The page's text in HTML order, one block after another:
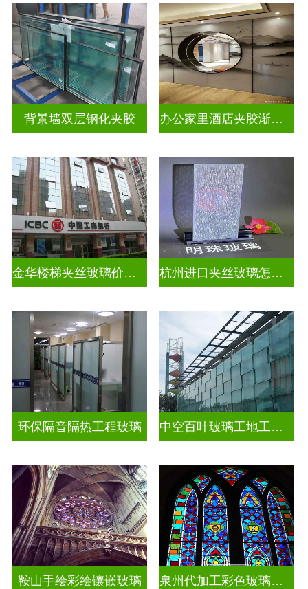
背景墙双层钢化夹胶 办公家里酒店夹胶渐变玻璃
金华楼梯夹丝玻璃价钱多少一米 杭州进口夹丝玻璃怎么卖
环保隔音隔热工程玻璃 中空百叶玻璃工地工装装饰玻璃
鞍山手绘彩绘镶嵌玻璃 泉州代加工彩色玻璃穹顶